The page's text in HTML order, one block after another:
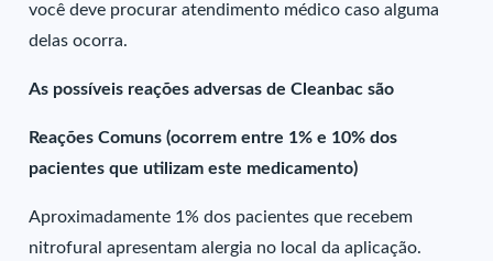
você deve procurar atendimento médico caso alguma
delas ocorra.
As possíveis reações adversas de Cleanbac são
Reações Comuns (ocorrem entre 1% e 10% dos
pacientes que utilizam este medicamento)
Aproximadamente 1% dos pacientes que recebem
nitrofural apresentam alergia no local da aplicação.